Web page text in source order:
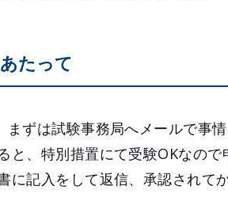
たって
まずは試験事務局へメールで事
と、特別措置にて受験OKなの
に記入をして返信、承認されて